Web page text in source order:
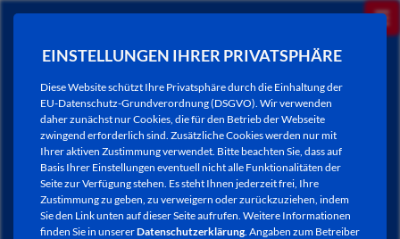
EINSTELLUNGEN IHRER PRIVATSPHÄRE
Diese Website schützt Ihre Privatsphäre durch die Einhaltung der
EU-Datenschutz-Grundverordnung (DSGVO). Wir verwenden
daher zunächst nur Cookies, die für den Betrieb der Webseite
zwingend erforderlich sind. Zusätzliche Cookies werden nur mit
Ihrer aktiven Zustimmung verwendet. Bitte beachten Sie, dass auf
Basis Ihrer Einstellungen eventuell nicht alle Funktionalitäten der
Seite zur Verfügung stehen. Es steht Ihnen jederzeit frei, Ihre
Zustimmung zu geben, zu verweigern oder zurückzuziehen, indem
Sie den Link unten auf dieser Seite aufrufen. Weitere Informationen
finden Sie in unsererDatenschutzerklärung. Angaben zum Betreiber
NEWSLETTER / CITY LETTER